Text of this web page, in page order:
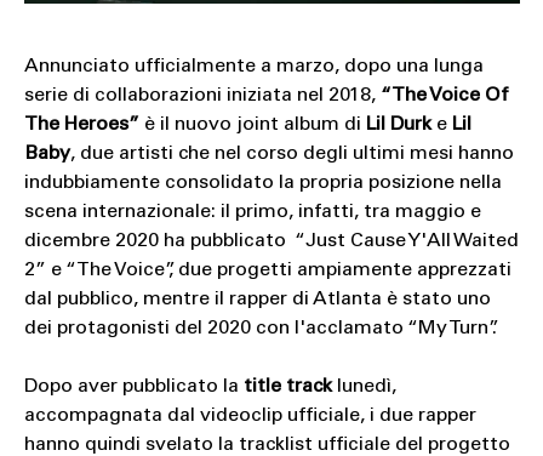
Annunciato ufficialmente a marzo, dopo una lunga
serie di collaborazioni iniziata nel 2018, “The Voice Of
The Heroes” è il nuovo joint album di Lil Durk e Lil
Baby, due artisti che nel corso degli ultimi mesi hanno
indubbiamente consolidato la propria posizione nella
scena internazionale: il primo, infatti, tra maggio e
dicembre 2020 ha pubblicato “Just Cause Y'All Waited
2” e “The Voice”, due progetti ampiamente apprezzati
dal pubblico, mentre il rapper di Atlanta è stato uno
dei protagonisti del 2020 con l'acclamato “My Turn”.
Dopo aver pubblicato la title tracklunedì,
accompagnata dal videoclip ufficiale, i due rapper
hanno quindi svelato la tracklist ufficiale del progetto